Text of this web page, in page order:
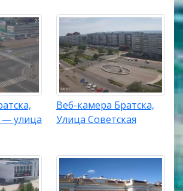
— улица
Веб-камера Братска,
Улица Советская